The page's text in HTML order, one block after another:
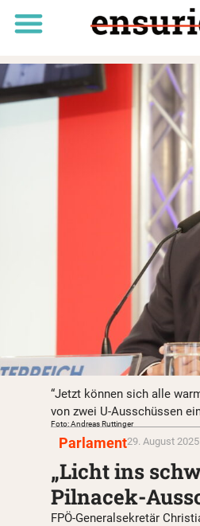
“Jetzt können sich alle
von zwei U-Ausschüssen
Foto: Andreas Ruttinger
Parlament29. August
„Licht ins
Pilnacek-
FPÖ-Generalsekretär